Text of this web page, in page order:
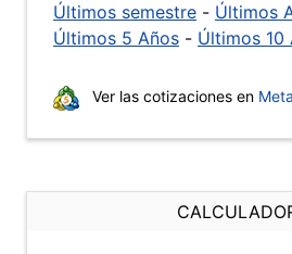
Últimos semestre - Últimos
Últimos 5 Años - Últimos 10
Ver las cotizaciones en